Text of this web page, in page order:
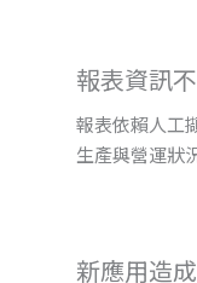
報表資訊
報表依賴人工
生產與營運狀
新應用造